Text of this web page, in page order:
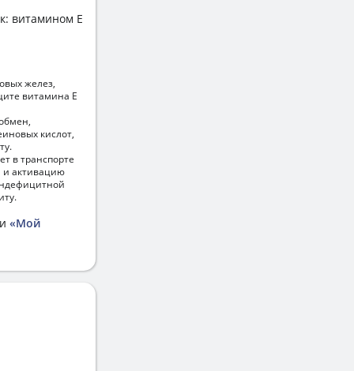
витамином E
желез,
витамина Е
кислот,
в транспорте
и активацию
«Мой